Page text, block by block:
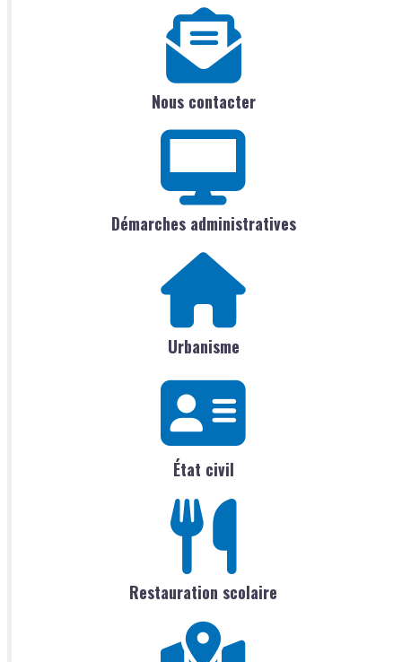
Nous contacter
Démarches administratives
Urbanisme
État civil
Restauration scolaire